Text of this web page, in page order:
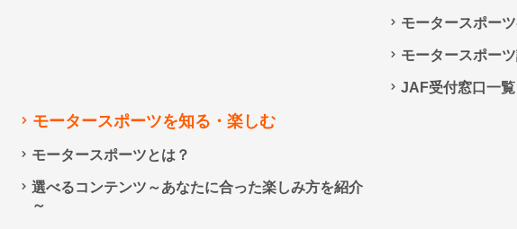
モータースポー
モータースポー
JAF受付窓口一覧
モータースポーツを知る・楽しむ
モータースポーツとは？
選べるコンテンツ～あなたに合った楽しみ方を紹介
～